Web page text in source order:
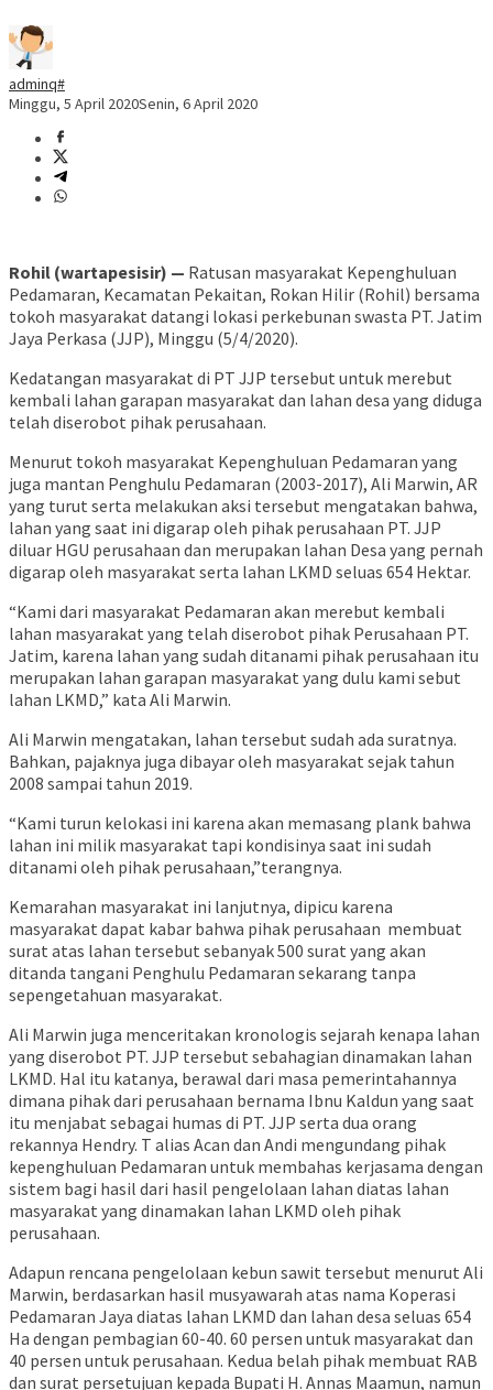
adminq#
Minggu, 5 April 2020Senin, 6 April 2020
Rohil (wartapesisir) — Ratusan masyarakat Kepenghuluan
Pedamaran, Kecamatan Pekaitan, Rokan Hilir (Rohil) bersama
tokoh masyarakat datangi lokasi perkebunan swasta PT. Jatim
Jaya Perkasa (JJP), Minggu (5/4/2020).
Kedatangan masyarakat di PT JJP tersebut untuk merebut
kembali lahan garapan masyarakat dan lahan desa yang diduga
telah diserobot pihak perusahaan.
Menurut tokoh masyarakat Kepenghuluan Pedamaran yang
juga mantan Penghulu Pedamaran (2003-2017), Ali Marwin, AR
yang turut serta melakukan aksi tersebut mengatakan bahwa,
lahan yang saat ini digarap oleh pihak perusahaan PT. JJP
diluar HGU perusahaan dan merupakan lahan Desa yang pernah
digarap oleh masyarakat serta lahan LKMD seluas 654 Hektar.
“Kami dari masyarakat Pedamaran akan merebut kembali
lahan masyarakat yang telah diserobot pihak Perusahaan PT.
Jatim, karena lahan yang sudah ditanami pihak perusahaan itu
merupakan lahan garapan masyarakat yang dulu kami sebut
lahan LKMD,” kata Ali Marwin.
Ali Marwin mengatakan, lahan tersebut sudah ada suratnya.
Bahkan, pajaknya juga dibayar oleh masyarakat sejak tahun
2008 sampai tahun 2019.
“Kami turun kelokasi ini karena akan memasang plank bahwa
lahan ini milik masyarakat tapi kondisinya saat ini sudah
ditanami oleh pihak perusahaan,”terangnya.
Kemarahan masyarakat ini lanjutnya, dipicu karena
masyarakat dapat kabar bahwa pihak perusahaan membuat
surat atas lahan tersebut sebanyak 500 surat yang akan
ditanda tangani Penghulu Pedamaran sekarang tanpa
sepengetahuan masyarakat.
Ali Marwin juga menceritakan kronologis sejarah kenapa lahan
yang diserobot PT. JJP tersebut sebahagian dinamakan lahan
LKMD. Hal itu katanya, berawal dari masa pemerintahannya
dimana pihak dari perusahaan bernama Ibnu Kaldun yang saat
itu menjabat sebagai humas di PT. JJP serta dua orang
rekannya Hendry. T alias Acan dan Andi mengundang pihak
kepenghuluan Pedamaran untuk membahas kerjasama dengan
sistem bagi hasil dari hasil pengelolaan lahan diatas lahan
masyarakat yang dinamakan lahan LKMD oleh pihak
perusahaan.
Adapun rencana pengelolaan kebun sawit tersebut menurut Ali
Marwin, berdasarkan hasil musyawarah atas nama Koperasi
Pedamaran Jaya diatas lahan LKMD dan lahan desa seluas 654
Ha dengan pembagian 60-40. 60 persen untuk masyarakat dan
40 persen untuk perusahaan. Kedua belah pihak membuat RAB
dan surat persetujuan kepada Bupati H. Annas Maamun, namun